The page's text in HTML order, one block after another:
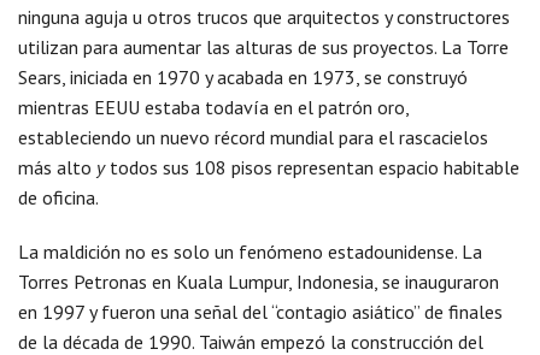
ninguna aguja u otros trucos que arquitectos y constructores
utilizan para aumentar las alturas de sus proyectos. La Torre
Sears, iniciada en 1970 y acabada en 1973, se construyó
mientras EEUU estaba todavía en el patrón oro,
estableciendo un nuevo récord mundial para el rascacielos
más alto ytodos sus 108 pisos representan espacio habitable
de oficina.
La maldición no es solo un fenómeno estadounidense. La
Torres Petronas en Kuala Lumpur, Indonesia, se inauguraron
en 1997 y fueron una señal del “contagio asiático” de finales
de la década de 1990. Taiwán empezó la construcción del